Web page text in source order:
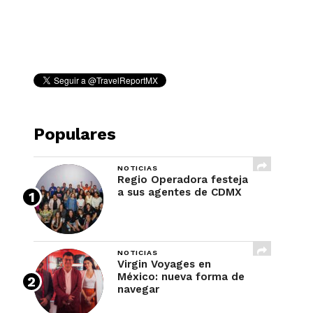
Populares
NOTICIAS
Regio Operadora festeja
a sus agentes de CDMX
NOTICIAS
Virgin Voyages en
México: nueva forma de
navegar